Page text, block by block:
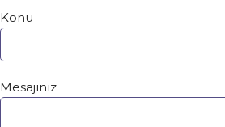
Konu
Mesajınız